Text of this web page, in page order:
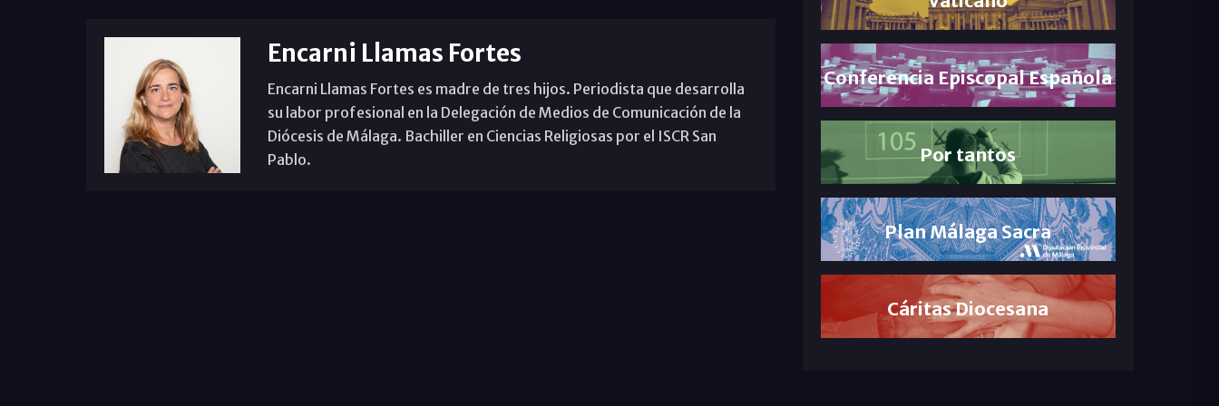
Encarni Llamas Fortes
Encarni Llamas Fortes es madre de tres hijos. Periodista que desarrolla
su labor profesional en la Delegación de Medios de Comunicación de la
Diócesis de Málaga. Bachiller en Ciencias Religiosas por el ISCR San
Pablo.
Conferencia Episcopal Española
Por tantos
Plan Málaga Sacra
Cáritas Diocesana